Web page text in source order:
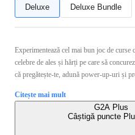
Deluxe Deluxe Bundle
Experimentează cel mai bun joc de curse
celebre de ales și hărți pe care să
că pregătește-te, adună power-up-uri și
Citește mai mult
G2A Plus
Câștigă puncte